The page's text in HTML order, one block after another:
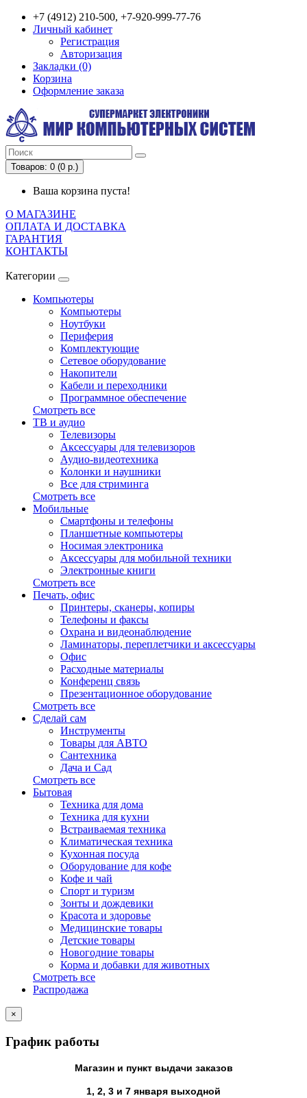
+7 (4912) 210-500, +7-920-999-77-76
Личный кабинет
Регистрация
Авторизация
Закладки (0)
Корзина
Оформление заказа
Товаров: 0 (0 р.)
Ваша корзина пуста!
О МАГАЗИНЕ
ОПЛАТА И ДОСТАВКА
ГАРАНТИЯ
КОНТАКТЫ
Категории
Компьютеры
Компьютеры
Ноутбуки
Периферия
Комплектующие
Сетевое оборудование
Накопители
Кабели и переходники
Программное обеспечение
Смотреть все
ТВ и аудио
Телевизоры
Аксессуары для телевизоров
Аудио-видеотехника
Колонки и наушники
Все для стриминга
Смотреть все
Мобильные
Смартфоны и телефоны
Планшетные компьютеры
Носимая электроника
Аксессуары для мобильной техники
Электронные книги
Смотреть все
Печать, офис
Принтеры, сканеры, копиры
Телефоны и факсы
Охрана и видеонаблюдение
Ламинаторы, переплетчики и аксессуары
Офис
Расходные материалы
Конференц связь
Презентационное оборудование
Смотреть все
Сделай сам
Инструменты
Товары для АВТО
Сантехника
Дача и Сад
Смотреть все
Бытовая
Техника для дома
Техника для кухни
Встраиваемая техника
Климатическая техника
Кухонная посуда
Оборудование для кофе
Кофе и чай
Спорт и туризм
Зонты и дождевики
Красота и здоровье
Медицинские товары
Детские товары
Новогодние товары
Корма и добавки для животных
Смотреть все
Распродажа
×
График работы
Магазин и пункт выдачи заказов
1, 2, 3 и 7 января выходной